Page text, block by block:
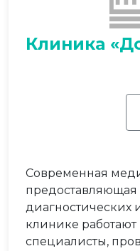
Клиника
Современная
диагностических
клинике
специалисты,